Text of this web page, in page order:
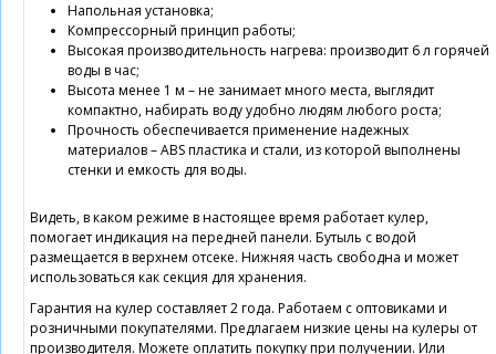
Напольная установка;
Компрессорный принцип работы;
Высокая производительность нагрева: производит 6 л горячей
воды в час;
Высота менее 1 м – не занимает много места, выглядит
компактно, набирать воду удобно людям любого роста;
Прочность обеспечивается применение надежных
материалов – ABS пластика и стали, из которой выполнены
стенки и емкость для воды.
Видеть, в каком режиме в настоящее время работает кулер,
помогает индикация на передней панели. Бутыль с водой
размещается в верхнем отсеке. Нижняя часть свободна и может
использоваться как секция для хранения.
Гарантия на кулер составляет 2 года. Работаем с оптовиками и
розничными покупателями. Предлагаем низкие цены на кулеры от
производителя. Можете оплатить покупку при получении. Или